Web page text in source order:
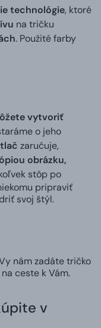
technológie, ktoré
na tričku
. Použité farby
vytvoriť
o jeho
zaručuje,
obrázku,
stôp po
pripraviť
svoj štýl.
nám zadáte tričko
ceste k Vám.
v